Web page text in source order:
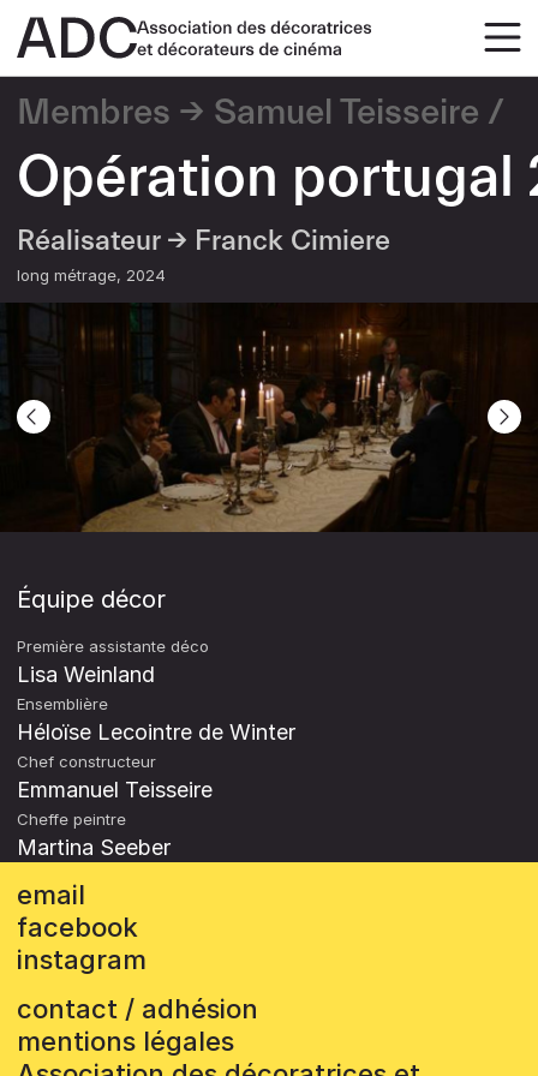
Membres Samuel Teisseire
Opération portugal
Réalisateur → Franck Cimiere
long métrage 2024
Équipe décor
Première assistante déco
Lisa Weinland
Ensemblière
Héloïse Lecointre de Winter
Chef constructeur
Emmanuel Teisseire
Cheffe peintre
Martina Seeber
email
facebook
instagram
contact / adhésion
mentions légales